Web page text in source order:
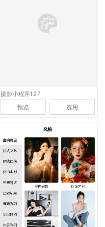
适合大型婚纱摄影及摄影
连锁机构，功能含样片展
摄影小程序127
预览
选用
应用场景
适合大型婚纱摄影及摄影
连锁机构，功能含风格样
片及分类、客片展示，预
约报价，关于我们及联系
方式